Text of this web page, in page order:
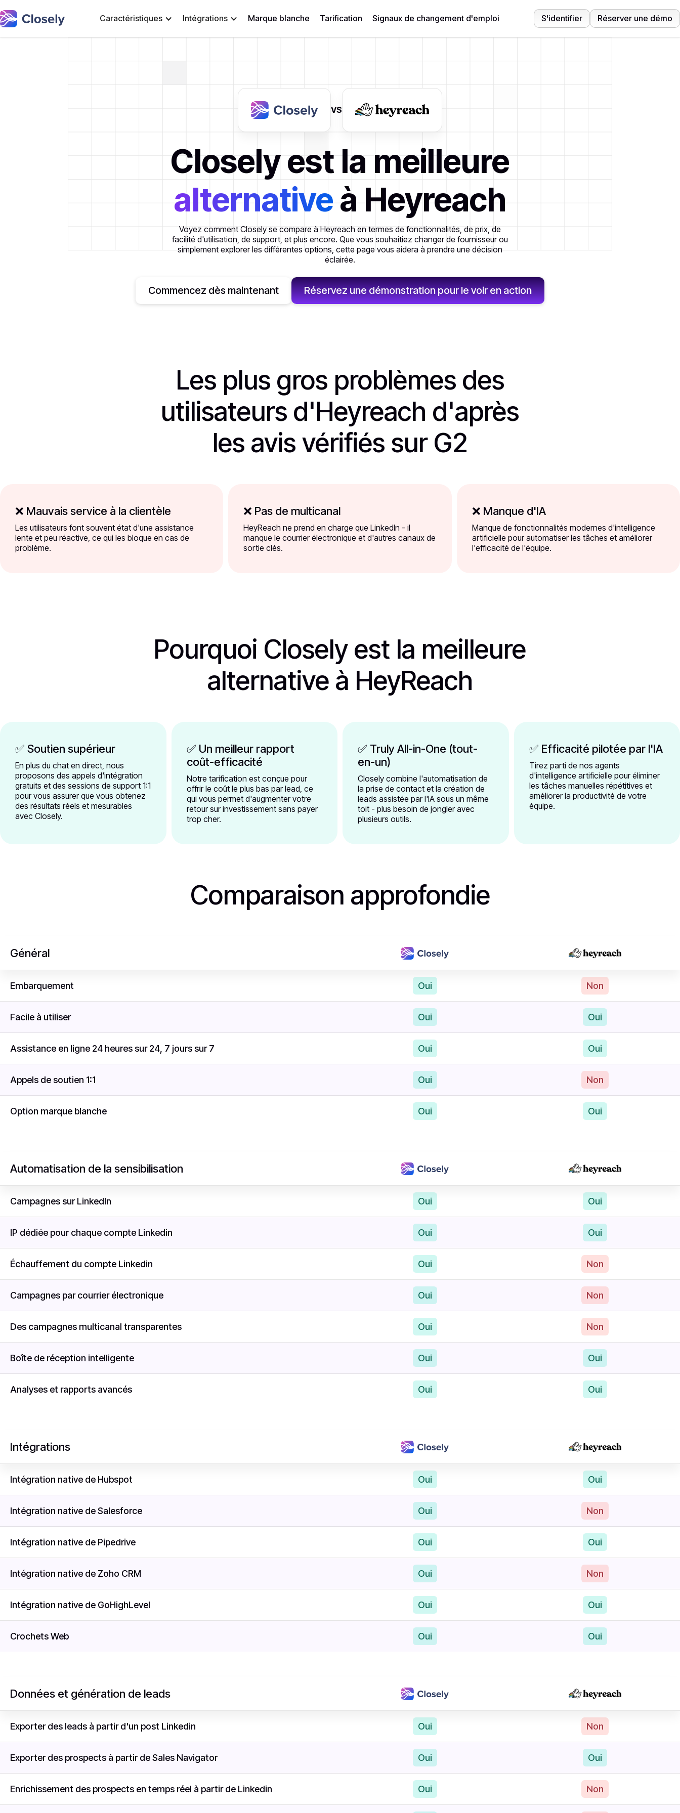
Caractéristiques Intégrations Marque blanche Tarification Signaux de changement d'emploi S'identifier Réserver une démo
VS
Closely est la meilleure
alternativeà Heyreach
Voyez comment Closely se compare à Heyreach en termes de fonctionnalités, de prix, de
facilité d'utilisation, de support, et plus encore. Que vous souhaitiez changer de fournisseur ou
simplement explorer les différentes options, cette page vous aidera à prendre une décision
éclairée.
Commencez dès maintenant Réservez une démonstration pour le voir en action
Les plus gros problèmes des
utilisateurs d'Heyreach d'après
les avis vérifiés sur G2
❌ Mauvais service à la clientèle
Les utilisateurs font souvent état d'une assistance
lente et peu réactive, ce qui les bloque en cas de
problème.
❌ Pas de multicanal
HeyReach ne prend en charge que LinkedIn - il
manque le courrier électronique et d'autres canaux de
sortie clés.
❌ Manque d'IA
Manque de fonctionnalités modernes d'intelligence
artificielle pour automatiser les tâches et améliorer
l'efficacité de l'équipe.
Pourquoi Closely est la meilleure
alternative à HeyReach
✅ Soutien supérieur
En plus du chat en direct, nous
proposons des appels d'intégration
gratuits et des sessions de support 1:1
pour vous assurer que vous obtenez
des résultats réels et mesurables
avec Closely.
✅ Un meilleur rapport
coût-efficacité
Notre tarification est conçue pour
offrir le coût le plus bas par lead, ce
qui vous permet d'augmenter votre
retour sur investissement sans payer
trop cher.
✅ Truly All-in-One (tout-
en-un)
Closely combine l'automatisation de
la prise de contact et la création de
leads assistée par l'IA sous un même
toit - plus besoin de jongler avec
plusieurs outils.
✅ Efficacité pilotée par l'IA
Tirez parti de nos agents
d'intelligence artificielle pour éliminer
les tâches manuelles répétitives et
améliorer la productivité de votre
équipe.
Comparaison approfondie
Général
Embarquement Oui Non
Facile à utiliser Oui Oui
Assistance en ligne 24 heures sur 24, 7 jours sur 7 Oui Oui
Appels de soutien 1:1 Oui Non
Option marque blanche Oui Oui
Automatisation de la sensibilisation
Campagnes sur LinkedIn Oui Oui
IP dédiée pour chaque compte Linkedin Oui Oui
Échauffement du compte Linkedin Oui Non
Campagnes par courrier électronique Oui Non
Des campagnes multicanal transparentes Oui Non
Boîte de réception intelligente Oui Oui
Analyses et rapports avancés Oui Oui
Intégrations
Intégration native de Hubspot Oui Oui
Intégration native de Salesforce Oui Non
Intégration native de Pipedrive Oui Oui
Intégration native de Zoho CRM Oui Non
Intégration native de GoHighLevel Oui Oui
Crochets Web Oui Oui
Données et génération de leads
Exporter des leads à partir d'un post Linkedin Oui Non
Exporter des prospects à partir de Sales Navigator Oui Oui
Enrichissement des prospects en temps réel à partir de Linkedin Oui Non